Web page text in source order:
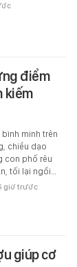
điểm
kiếm
minh trên
chiều dạo
con phố rêu
tối lại ngồi…
giờ trước
giúp cơ